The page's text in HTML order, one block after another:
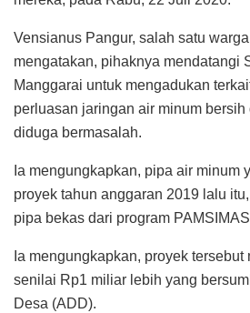
Vensianus Pangur, salah satu
mengatakan, pihaknya mendatangi
Manggarai untuk mengadukan
perluasan jaringan air minum bersih
diduga bermasalah.
Ia mengungkapkan, pipa air minum
proyek tahun anggaran 2019 lalu
pipa bekas dari program
Ia mengungkapkan, proyek
senilai Rp1 miliar lebih yang
Desa (ADD).